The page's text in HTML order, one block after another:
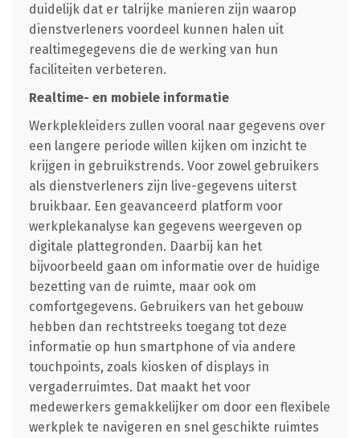
duidelijk dat er talrijke manieren zijn waarop
dienstverleners voordeel kunnen halen uit
realtimegegevens die de werking van hun
faciliteiten verbeteren.
Realtime- en mobiele informatie
Werkplekleiders zullen vooral naar gegevens over
een langere periode willen kijken om inzicht te
krijgen in gebruikstrends. Voor zowel gebruikers
als dienstverleners zijn live-gegevens uiterst
bruikbaar. Een geavanceerd platform voor
werkplekanalyse kan gegevens weergeven op
digitale plattegronden. Daarbij kan het
bijvoorbeeld gaan om informatie over de huidige
bezetting van de ruimte, maar ook om
comfortgegevens. Gebruikers van het gebouw
hebben dan rechtstreeks toegang tot deze
informatie op hun smartphone of via andere
touchpoints, zoals kiosken of displays in
vergaderruimtes. Dat maakt het voor
medewerkers gemakkelijker om door een flexibele
werkplek te navigeren en snel geschikte ruimtes